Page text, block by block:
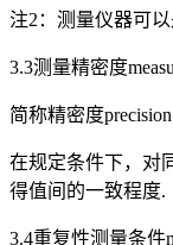
注2：测量仪器可
3.3测量精密度
简称精密度precision
在规定条件下，对
得值间的一致程度.
3.4重复性测量条件